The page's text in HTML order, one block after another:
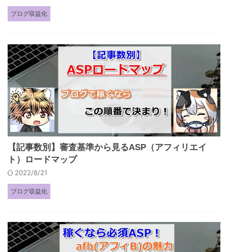
ブログ収益化
【記事数別】審査基準から見るASP（アフィリエイ
ト）ロードマップ
2022/8/21
ブログ収益化